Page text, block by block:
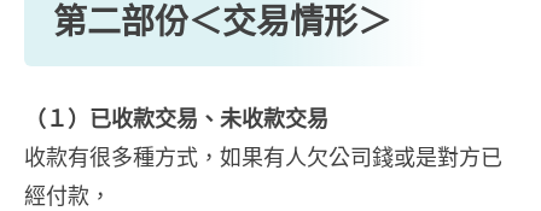
第二部份＜交易情形＞
（１）已收款交易、未收款交易
收款有很多種方式，如果有人欠公司錢或是對方已
經付款，